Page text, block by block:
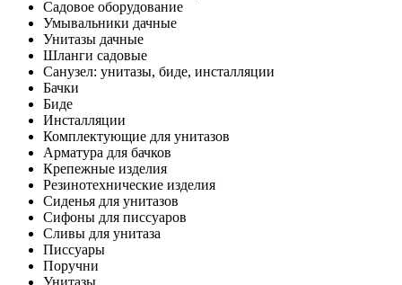
Садовое оборудование
Умывальники дачные
Унитазы дачные
Шланги садовые
Санузел: унитазы, биде, инсталляции
Бачки
Биде
Инсталляции
Комплектующие для унитазов
Арматура для бачков
Крепежные изделия
Резинотехнические изделия
Сиденья для унитазов
Сифоны для писсуаров
Сливы для унитаза
Писсуары
Поручни
Унитазы